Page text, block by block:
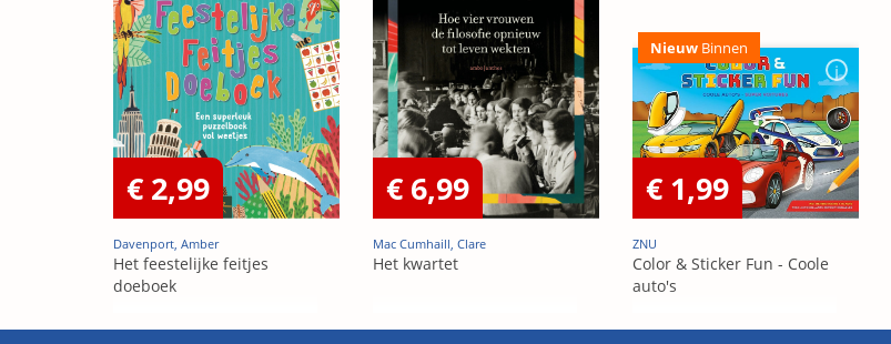
€ 2,99
Davenport, Amber
Het feestelijke feitjes
doeboek
€ 6,99
Mac Cumhaill, Clare
Het kwartet
Nieuw Binnen
€ 1,99
ZNU
Color & Sticker Fun - Coole
auto's